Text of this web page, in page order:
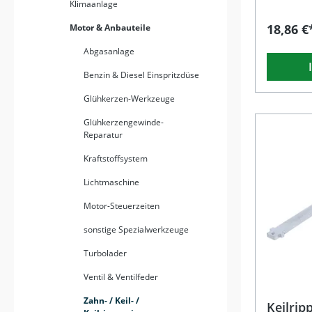
Klimaanlage
Motor & Anbauteile
Abgasanlage
Benzin & Diesel Einspritzdüse
Glühkerzen-Werkzeuge
Glühkerzengewinde-
Reparatur
Kraftstoffsystem
Lichtmaschine
Motor-Steuerzeiten
sonstige Spezialwerkzeuge
Turbolader
Ventil & Ventilfeder
Zahn- / Keil- /
Klasse
B200,
Klasse
(S205)
präzise
das
das
(Torx) in
18,86